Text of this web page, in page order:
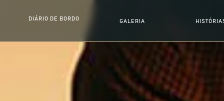
DIÁRIO DE BORDO
O QUE APRENDEMOS GALERIA O QUE